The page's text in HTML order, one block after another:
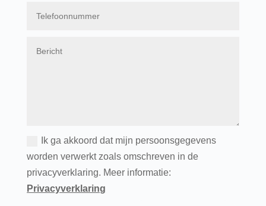
Ik ga akkoord dat mijn persoonsgegevens
worden verwerkt zoals omschreven in de
privacyverklaring. Meer informatie:
Privacyverklaring